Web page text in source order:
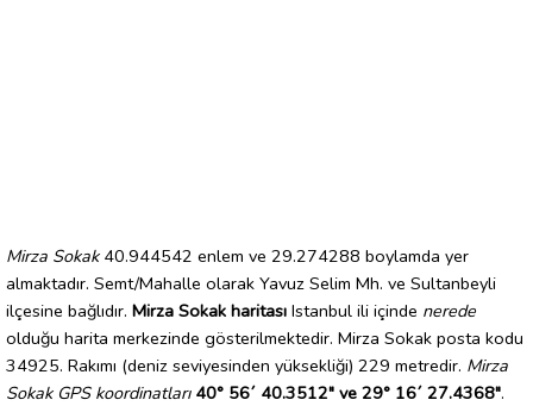
Mirza Sokak40.944542 enlem ve 29.274288 boylamda yer
almaktadır. Semt/Mahalle olarak Yavuz Selim Mh. ve Sultanbeyli
ilçesine bağlıdır. Mirza Sokak haritası Istanbul ili içinde nerede
olduğu harita merkezinde gösterilmektedir. Mirza Sokak posta kodu
34925. Rakımı (deniz seviyesinden yüksekliği) 229 metredir. Mirza
Sokak GPS koordinatları 40° 56´ 40.3512" ve 29° 16´ 27.4368".